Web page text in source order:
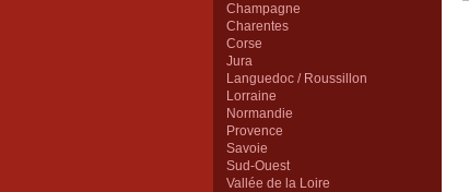
Champagne
Charentes
Corse
Jura
Languedoc / Roussillon
Lorraine
Normandie
Provence
Savoie
Sud-Ouest
Vallée de la Loire